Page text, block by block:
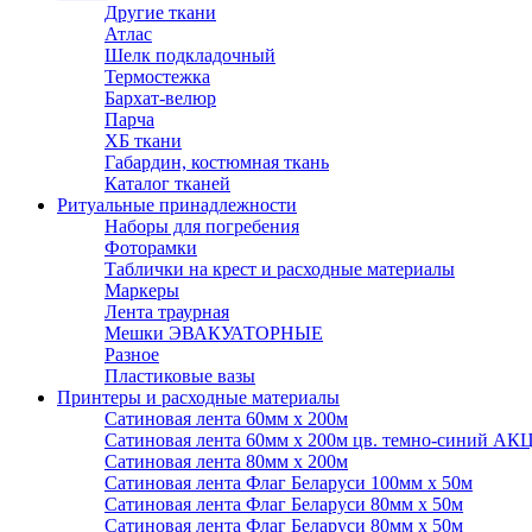
Другие ткани
Атлас
Шелк подкладочный
Термостежка
Бархат-велюр
Парча
ХБ ткани
Габардин, костюмная ткань
Каталог тканей
Ритуальные принадлежности
Наборы для погребения
Фоторамки
Таблички на крест и расходные материалы
Маркеры
Лента траурная
Мешки ЭВАКУАТОРНЫЕ
Разное
Пластиковые вазы
Принтеры и расходные материалы
Сатиновая лента 60мм х 200м
Сатиновая лента 60мм х 200м цв. темно-синий
Сатиновая лента 80мм х 200м
Сатиновая лента Флаг Беларуси 100мм х 50м
Сатиновая лента Флаг Беларуси 80мм х 50м
Сатиновая лента Флаг Беларуси 80мм х 50м